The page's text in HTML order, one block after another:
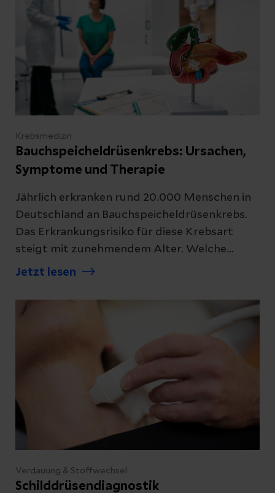
Besuchen Sie unser
Patientenportal.
Schreiben Sie uns
Kontakt
Datenschutzerklärungzur Kenntnis genommen
Krebsmedizin
Bauchspeicheldrüsenkrebs: Ursachen,
Symptome und Therapie
Jährlich erkranken rund 20.000 Menschen in
Deutschland an Bauchspeicheldrüsenkrebs.
Das Erkrankungsrisiko für diese Krebsart
steigt mit zunehmendem Alter. Welche
Anzeichen und Behandlungsmöglichkeiten es
Jetzt lesen
Verdauung & Stoffwechsel
Schilddrüsendiagnostik